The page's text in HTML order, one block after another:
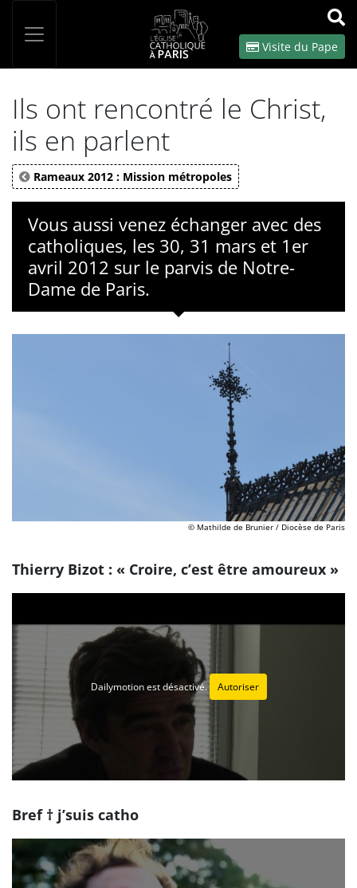
OK
Visite du Pape
Ils ont rencontré le Christ,
ils en parlent
Rameaux 2012 : Mission métropoles
Vous aussi venez échanger avec des
catholiques, les 30, 31 mars et 1er
avril 2012 sur le parvis de Notre-
Dame de Paris.
© Mathilde de Brunier / Diocèse de Paris
Thierry Bizot : « Croire, c’est être amoureux »
Dailymotion est désactivé. Autoriser
Bref † j’suis catho
Panneau de gestion des cookies